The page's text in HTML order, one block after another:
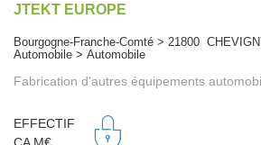
JTEKT EUROPE
Bourgogne-Franche-Comté > 21800
Automobile > Automobile
Fabrication d'autres équipements
EFFECTIF